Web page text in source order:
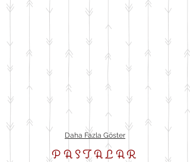
PASTALAR
Daha Fazla Göster